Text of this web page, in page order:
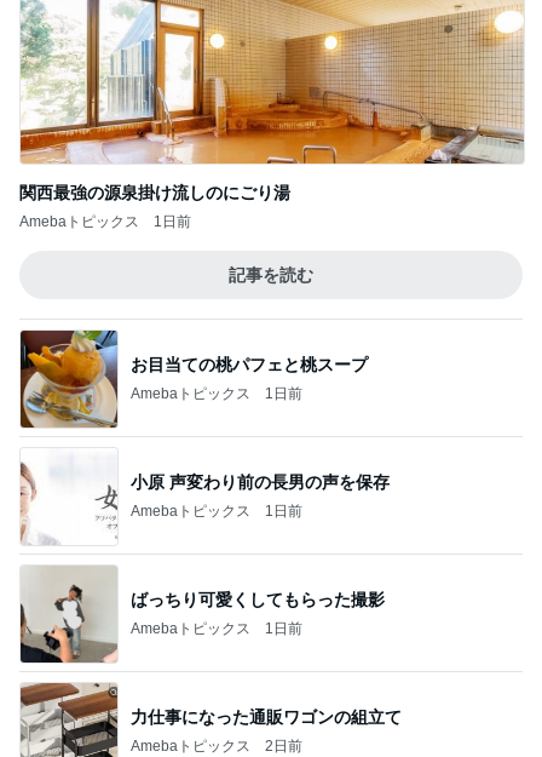
関西最強の源泉掛け流しのにごり湯
Amebaトピックス 1日前
記事を読む
お目当ての桃パフェと桃スープ
Amebaトピックス 1日前
小原 声変わり前の長男の声を保存
Amebaトピックス 1日前
ばっちり可愛くしてもらった撮影
Amebaトピックス 1日前
力仕事になった通販ワゴンの組立て
Amebaトピックス 2日前